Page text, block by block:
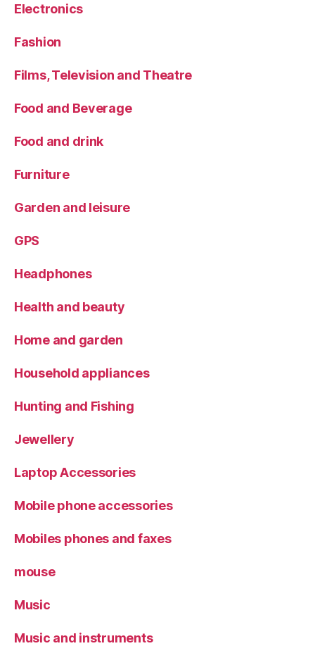
Electronics
Fashion
Films, Television and Theatre
Food and Beverage
Food and drink
Furniture
Garden and leisure
GPS
Headphones
Health and beauty
Home and garden
Household appliances
Hunting and Fishing
Jewellery
Laptop Accessories
Mobile phone accessories
Mobiles phones and faxes
mouse
Music
Music and instruments